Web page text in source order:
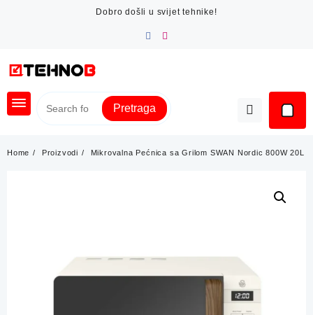
Dobro došli u svijet tehnike!
Pretraga
Home Proizvodi Mikrovalna Pećnica sa Grilom SWAN Nordic 800W 20L